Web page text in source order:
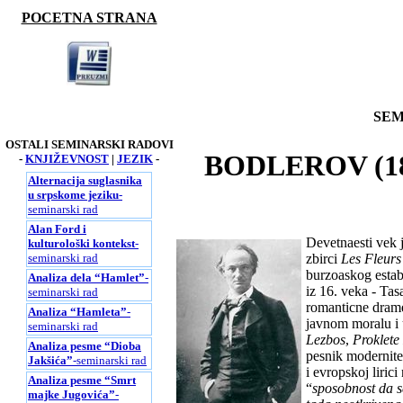
POCETNA STRANA
OSTALI SEMINARSKI RADOVI
- KNJIŽEVNOST | JEZIK -
Alternacija suglasnika
u srpskome jeziku-
seminarski rad
Alan Ford i
kulturološki kontekst-
seminarski rad
Analiza dela “Hamlet”-
seminarski rad
Analiza “Hamleta”-
seminarski rad
Analiza pesme “Dioba
Jakšića”-seminarski rad
Analiza pesme “Smrt
majke Jugovića”-
BODLEROV
Devetnaesti vek
zbirci Les
burzoaskog
iz 16. veka -
romanticne
javnom moralu i
Lezbos, Proklete
pesnik
i evropskoj lirici
“sposobnost da